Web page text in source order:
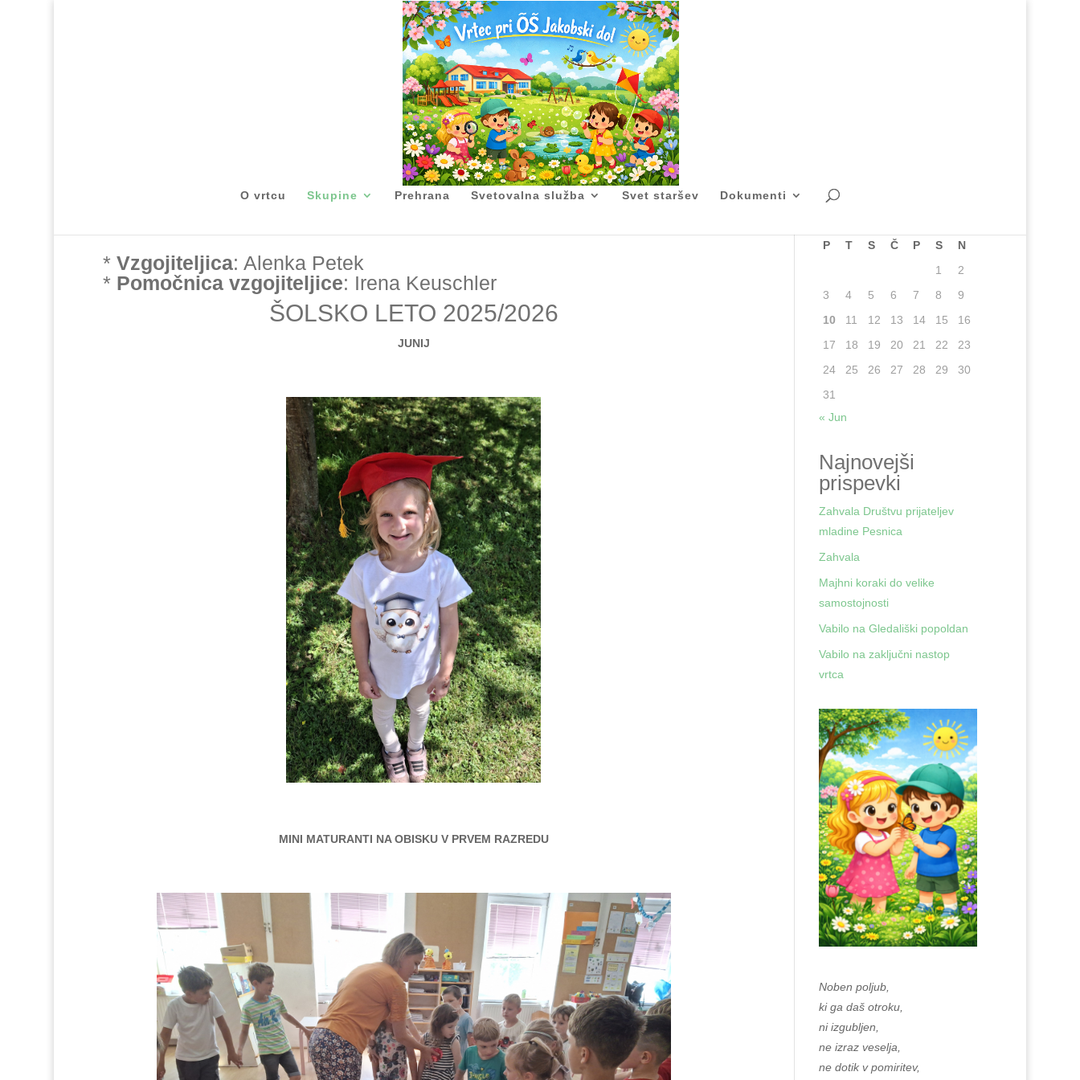
O vrtcu Skupine Prehrana Svetovalna služba Svet staršev Dokumenti
* Vzgojiteljica: Alenka Petek
* Pomočnica vzgojiteljice: Irena Keuschler
ŠOLSKO LETO 2025/2026
JUNIJ
MINI MATURANTI NA OBISKU V PRVEM RAZREDU
P T S Č P S
N
1
2
3
4 5 6 7 8
9
10
11 12 13 14 15
16
17
18 19 20 21 22
23
24
25 26 27 28 29
30
31
« Jun
Najnovejši
prispevki
Zahvala Društvu prijateljev
mladine Pesnica
Zahvala
Majhni koraki do velike
samostojnosti
Vabilo na Gledališki popoldan
Vabilo na zaključni nastop
vrtca
Noben poljub,
ki ga daš otroku,
ni izgubljen,
ne izraz veselja,
ne dotik v pomiritev,